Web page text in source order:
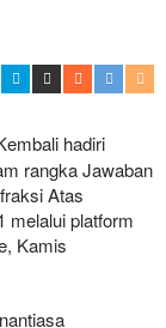
hadiri
rangka Jawaban
Atas
melalui platform
Kamis